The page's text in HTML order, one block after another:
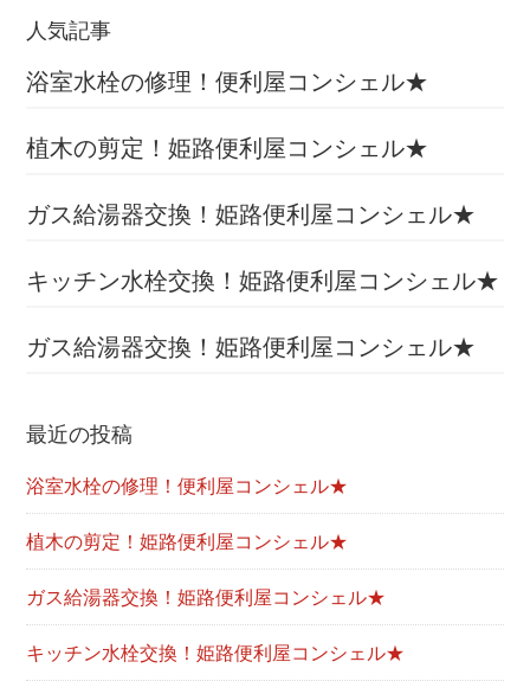
ル
人気記事
浴室水栓の修理！便利屋コンシェル★
植木の剪定！姫路便利屋コンシェル★
ガス給湯器交換！姫路便利屋コンシェル★
キッチン水栓交換！姫路便利屋コンシェル★
ガス給湯器交換！姫路便利屋コンシェル★
最近の投稿
浴室水栓の修理！便利屋コンシェル★
植木の剪定！姫路便利屋コンシェル★
ガス給湯器交換！姫路便利屋コンシェル★
キッチン水栓交換！姫路便利屋コンシェル★